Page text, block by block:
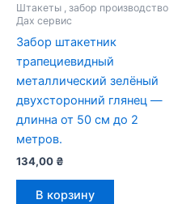
Штакеты , забор производство
Дах сервис
Забор штакетник
трапециевидный
металлический зелёный
двухсторонний глянец —
длинна от 50 см до 2
метров.
134,00 ₴
В корзину